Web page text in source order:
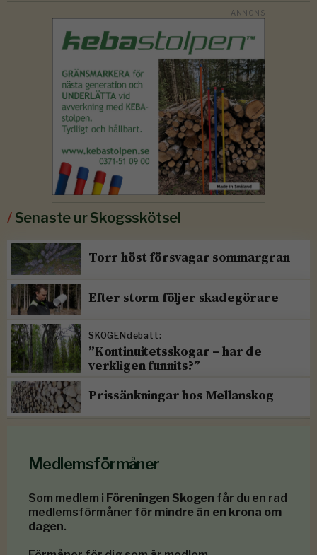
/Senaste ur Skogsskötsel
Torr höst försvagar sommargran
Efter storm följer skadegörare
SKOGENdebatt:
”Kontinuitetsskogar – har de
verkligen funnits?”
Prissänkningar hos Mellanskog
Medlemsförmåner
Som medlem i Föreningen Skogen får du en rad
medlemsförmåner för mindre än en krona om
dagen.